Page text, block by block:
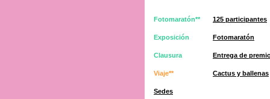
Fotomaratón** 125 participantes
Exposición Fotomaratón
Clausura Entrega de
Viaje** Cactus y ballenas
Sedes